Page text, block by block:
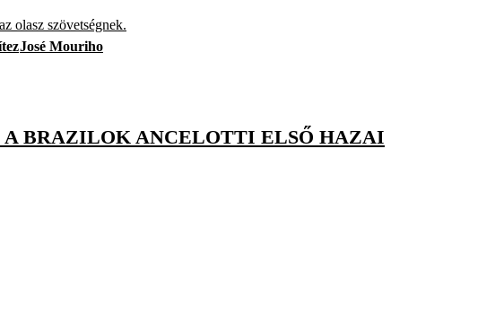
olasz szövetségnek.
José Mouriho
BRAZILOK ANCELOTTI ELSŐ HAZAI